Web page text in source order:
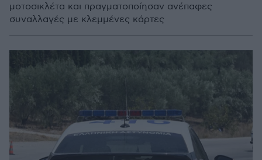
μοτοσικλέτα και πραγματοποίησαν ανέπαφες
συναλλαγές με κλεμμένες κάρτες